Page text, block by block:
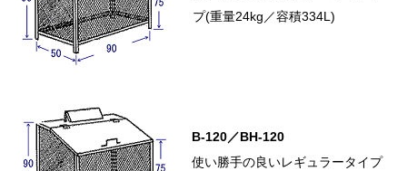
プ(重量24kg／容積334L)
B-120／BH-120
使い勝手の良いレギュラータイプ